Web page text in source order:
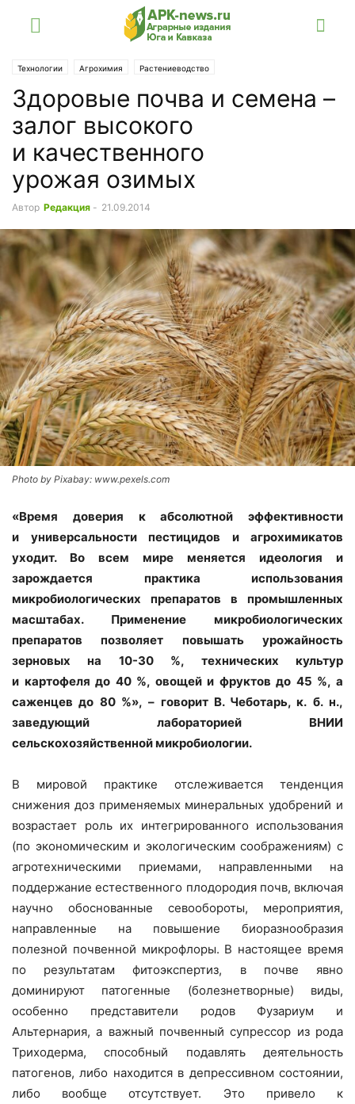
Технологии Агрохимия Растениеводство
Здоровые почва и семена –
залог высокого
и качественного
урожая озимых
Автор Редакция - 21.09.2014
Photo by Pixabay: www.pexels.com
«Время доверия к абсолютной эффективности
и универсальности пестицидов и агрохимикатов
уходит. Во всем мире меняется идеология и
зарождается практика использования
микробиологических препаратов в промышленных
масштабах. Применение микробиологических
препаратов позволяет повышать урожайность
зерновых на 10-30 %, технических культур
и картофеля до 40 %, овощей и фруктов до 45 %, а
саженцев до 80 %», – говорит В. Чеботарь, к. б. н.,
заведующий лабораторией ВНИИ
сельскохозяйственной микробиологии.
В мировой практике отслеживается тенденция
снижения доз применяемых минеральных удобрений и
возрастает роль их интегрированного использования
(по экономическим и экологическим соображениям) с
агротехническими приемами, направленными на
поддержание естественного плодородия почв, включая
научно обоснованные севообороты, мероприятия,
направленные на повышение биоразнообразия
полезной почвенной микрофлоры. В настоящее время
по результатам фитоэкспертиз, в почве явно
доминируют патогенные (болезнетворные) виды,
особенно представители родов Фузариум и
Альтернария, а важный почвенный супрессор из рода
Триходерма, способный подавлять деятельность
патогенов, либо находится в депрессивном состоянии,
либо вообще отсутствует. Это привело к